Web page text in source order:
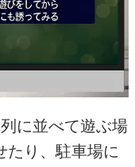
に並べて遊ぶ場
たり、駐車場に